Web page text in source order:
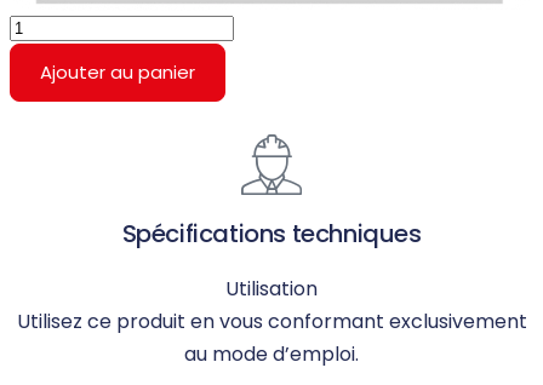
Ajouter au panier
Spécifications techniques
Utilisation
Utilisez ce produit en vous conformant exclusivement
au mode d’emploi.